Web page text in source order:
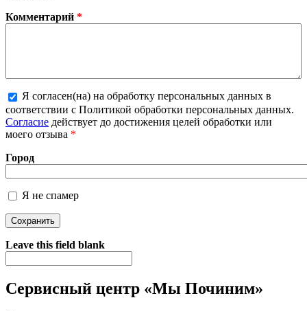
Комментарий *
Более подробная информация о текстовых форматах
Я согласен(на) на обработку персональных данных в
соответствии с Политикой обработки персональных данных.
Согласие действует до достижения целей обработки или
моего отзыва *
Город
Я не спамер
Я спамер
Leave this field blank
Сервисный центр «Мы Починим»